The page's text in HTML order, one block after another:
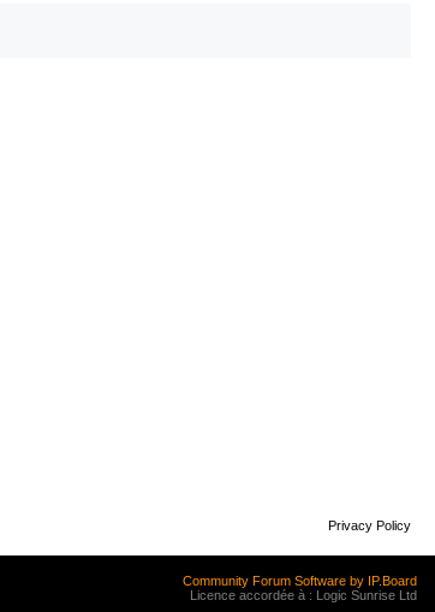
Privacy Policy
Community Forum Software by IP.Board
Licence accordée à : Logic Sunrise Ltd